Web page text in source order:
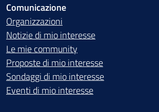
Comunicazione
Organizzazioni
Notizie di mio interesse
Le mie community
Proposte di mio interesse
Sondaggi di mio interesse
Eventi di mio interesse